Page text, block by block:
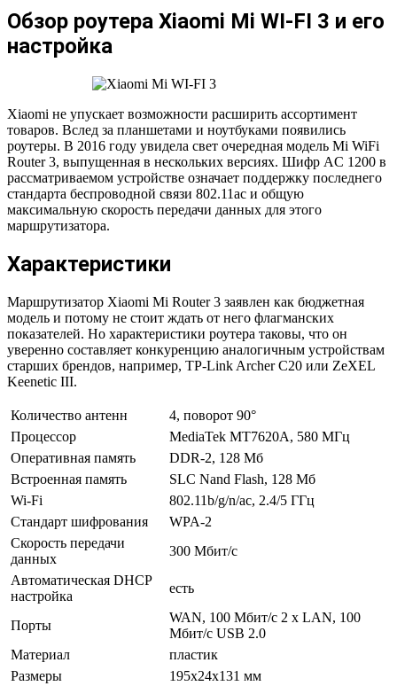
Обзор роутера Xiaomi Mi WI-FI 3 и его
настройка
Xiaomi не упускает возможности расширить ассортимент
товаров. Вслед за планшетами и ноутбуками появились
роутеры. В 2016 году увидела свет очередная модель Mi WiFi
Router 3, выпущенная в нескольких версиях. Шифр AC 1200 в
рассматриваемом устройстве означает поддержку последнего
стандарта беспроводной связи 802.11ас и общую
максимальную скорость передачи данных для этого
маршрутизатора.
Характеристики
Маршрутизатор Xiaomi Mi Router 3 заявлен как бюджетная
модель и потому не стоит ждать от него флагманских
показателей. Но характеристики роутера таковы, что он
уверенно составляет конкуренцию аналогичным устройствам
старших брендов, например, TP-Link Archer C20 или ZeXEL
Keenetic III.
Количество антенн
4, поворот 90°
Процессор
MediaTek MT7620A, 580 МГц
Оперативная память
DDR-2, 128 Мб
Встроенная память
SLC Nand Flash, 128 Мб
Wi-Fi
802.11b/g/n/ac, 2.4/5 ГГц
Стандарт шифрования
WPA-2
Скорость передачи
данных
300 Мбит/с
Автоматическая DHCP
настройка
есть
Порты
WAN, 100 Мбит/с 2 x LAN, 100
Мбит/с USB 2.0
Материал
пластик
Размеры
195х24х131 мм